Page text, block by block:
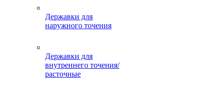
Державки для
наружного точения
Державки для
внутреннего точения/
расточные